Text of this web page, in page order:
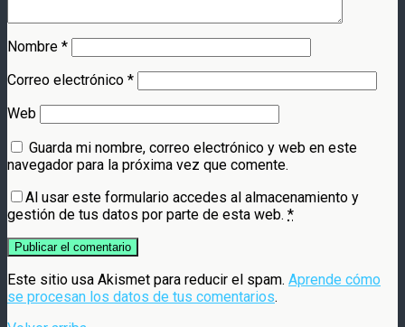
Nombre *
Correo electrónico *
Web
Guarda mi nombre, correo electrónico y web en este
navegador para la próxima vez que comente.
Al usar este formulario accedes al almacenamiento y
gestión de tus datos por parte de esta web. *
Este sitio usa Akismet para reducir el spam. Aprende cómo
se procesan los datos de tus comentarios.